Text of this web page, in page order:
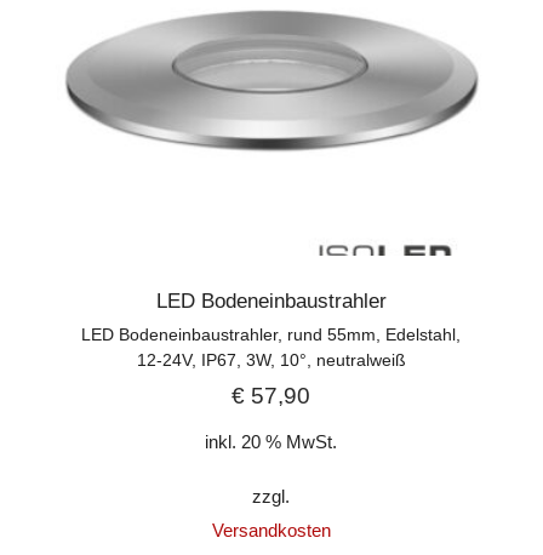
LED Bodeneinbaustrahler
LED Bodeneinbaustrahler, rund 55mm, Edelstahl,
12-24V, IP67, 3W, 10°, neutralweiß
€ 57,90
inkl. 20 % MwSt.
zzgl.
Versandkosten